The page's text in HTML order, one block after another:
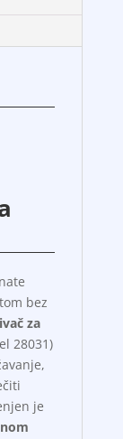
bez
za
28031)
je